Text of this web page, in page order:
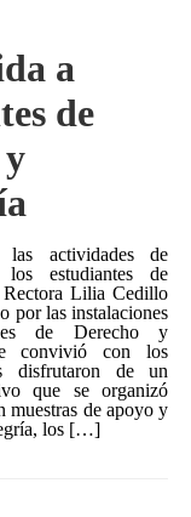
a
de
actividades de
los estudiantes de
Lilia Cedillo
por las instalaciones
de Derecho y
convivió con los
disfrutaron de un
que se organizó
muestras de apoyo y
los […]